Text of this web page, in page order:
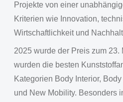
Projekte von einer
Kriterien wie Innovation,
Wirtschaftlichkeit und
2025 wurde der Preis zum 23.
wurden die besten
Kategorien Body Interior,
und New Mobility. Besonders